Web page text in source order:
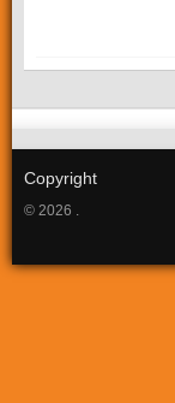
Copyright
© 2026 .